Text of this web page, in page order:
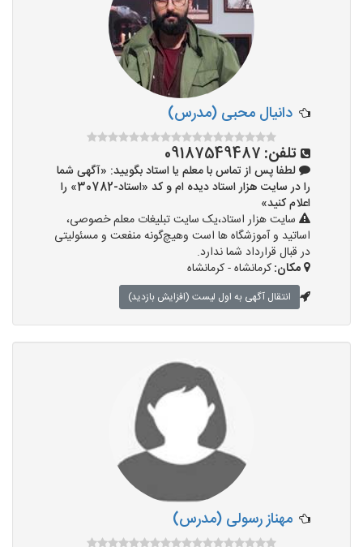
دانیال محبی (مدرس)
تلفن: 09187549487
لطفا پس از تماس با معلم یا استاد بگویید: «آگهی شما
را در سایت هزار استاد دیده ام و کد «استاد-30782» را
اعلام کنید»
سایت هزار استاد،یک سایت تبلیغات معلم خصوصی،
اساتید و آموزشگاه ها است وهیچ‌گونه منفعت و مسئولیتی
در قبال قرارداد شما ندارد.
مکان:کرمانشاه - کرمانشاه
انتقال آگهی به اول لیست (افزایش بازدید)
مهناز رسولی (مدرس)